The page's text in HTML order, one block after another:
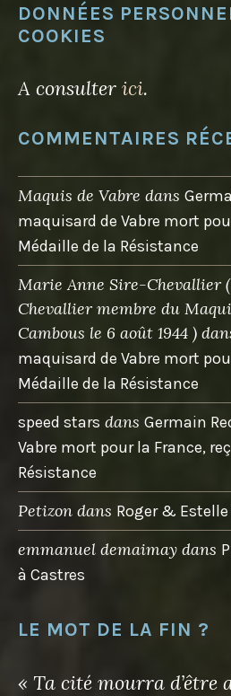
DONNÉES
COOKIES
A consulter ici.
COMMENTAIRES
Maquis de Vabre dans
maquisard de Vabre mort
Médaille de la Résistance
Marie Anne Sire-Chevallier
Chevallier membre du
Cambous le 6 août 1944 )
maquisard de Vabre mort
Médaille de la Résistance
speed stars dans Germain
Vabre mort pour la France,
Résistance
Petizon dans Roger &
emmanuel demaimay dans
à Castres
LE MOT DE LA FIN ?
« Ta cité mourra d’être